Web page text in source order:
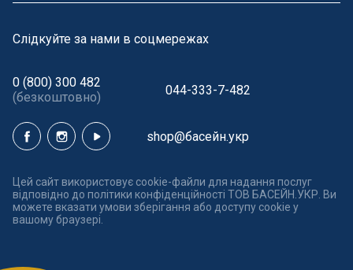
Cлідкуйте за нами в соцмережах
0 (800) 300 482
(безкоштовно)
044-333-7-482
shop@басейн.укр
Цей сайт використовує cookie-файли для надання послуг
відповідно до політики конфіденційності ТОВ БАСЕЙН.УКР. Ви
можете вказати умови зберігання або доступу cookie у
вашому браузері.